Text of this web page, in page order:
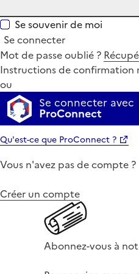
Se souvenir de moi
Se connecter
Mot de passe oublié ?
Instructions de confirmation
ou
Se connecter avec
ProConnect
Qu'est-ce que ProConnect ?
Vous n'avez pas de compte ?
Créer un compte
Abonnez-vous à